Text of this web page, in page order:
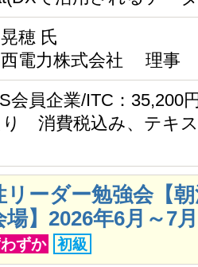
穂 氏
西電力株式会社 理事
会員企業/ITC：35,200
消費税込み、テキ
リーダー勉強会【
場】2026年6月～7
ずか 初級